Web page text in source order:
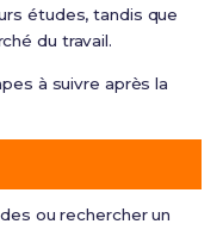
études, tandis que
du travail.
à suivre après la
ou rechercher un